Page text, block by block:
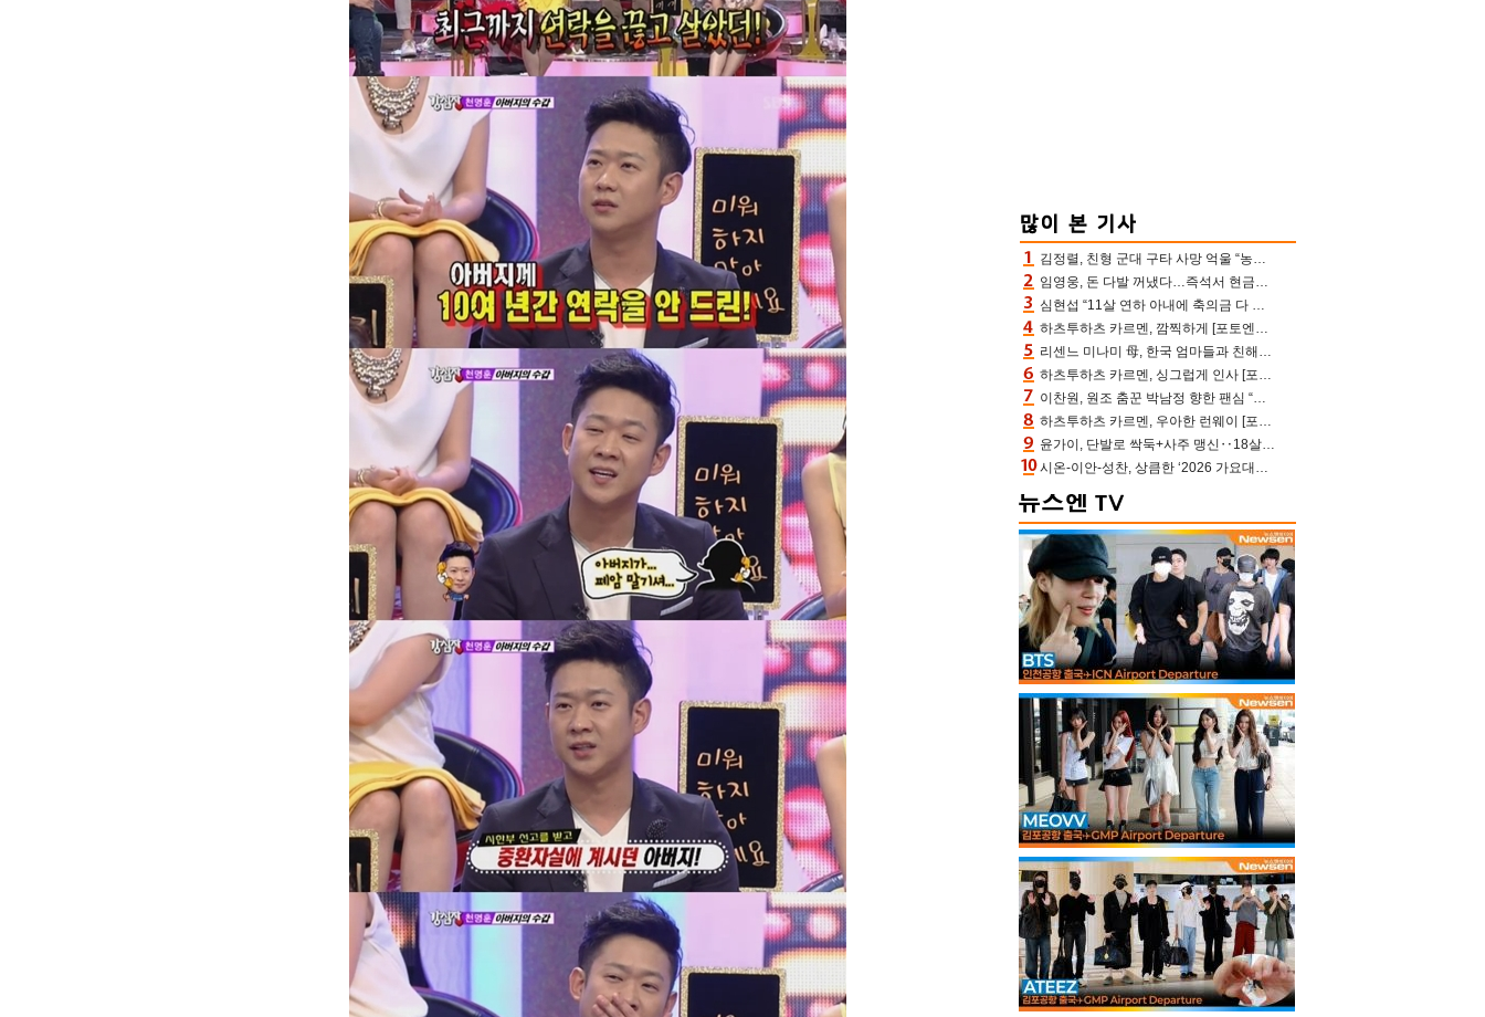
김정렬, 친형 군대 구타 사망 억울 “농약사 처리, 범인 찾았지만…엄마는 이미 치매”(데이앤나잇)
임영웅, 돈 다발 꺼냈다…즉석서 현금으로 수당 챙겨주는 ‘구단주’
심현섭 “11살 연하 아내에 축의금 다 뺏겨, 집도 아내 명의” (동치미)[결정적장면]
하츠투하츠 카르멘, 깜찍하게 [포토엔HD]
리센느 미나미 母, 한국 엄마들과 친해진 비결=BTS “최애 정국 얘기로 통해”(전참시)
하츠투하츠 카르멘, 싱그럽게 인사 [포토엔HD]
이찬원, 원조 춤꾼 박남정 향한 팬심 “어머님 잘 계시지” 폭소(불후)
하츠투하츠 카르멘, 우아한 런웨이 [포토엔HD]
윤가이, 단발로 싹둑+사주 맹신‥18살 연상 ♥장기하 반한 엉뚱·열정 매력(전참시)
시온-이안-성찬, 상큼한 ‘2026 가요대전 썸머’ MC [포토엔HD]